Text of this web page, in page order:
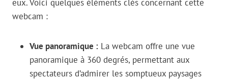
eux. Voici quelques éléments clés concernant cette
webcam :
Vue panoramique : La webcam offre une vue
panoramique à 360 degrés, permettant aux
spectateurs d’admirer les somptueux paysages